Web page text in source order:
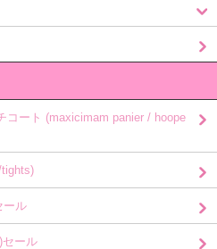
コート (maxicimam panier / hoope
ール
ール